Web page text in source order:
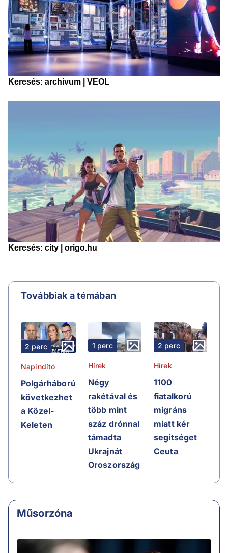
Továbbiak a témában
2 perc
Napindító
Polgárháború
következhet
a Közel-
Keleten
1 perc
Hírek
Négy
rakétával és
több mint
száz drónnal
támadta
Ukrajnát
Oroszország
2 perc
Hírek
1100
fiatalkorú
migráns
miatt kér
segítséget
Ceuta
Műsorzóna